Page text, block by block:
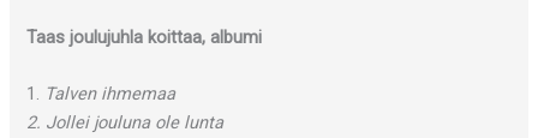
Taas joulujuhla koittaa, albumi
1. Talven ihmemaa
2. Jollei jouluna ole lunta